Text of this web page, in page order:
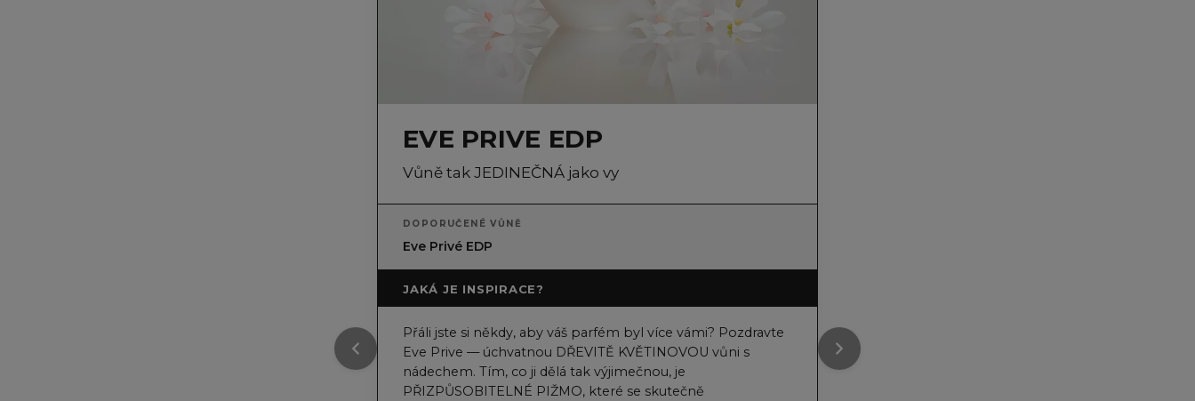
EVE PRIVE EDP
Vůně tak JEDINEČNÁ jako vy
DOPORUČENÉ VŮNĚ
Eve Privé EDP
JAKÁ JE INSPIRACE?
Přáli jste si někdy, aby váš parfém byl více vámi? Pozdravte
Eve Prive — úchvatnou DŘEVITĚ KVĚTINOVOU vůni s
nádechem. Tím, co ji dělá tak výjimečnou, je
PŘIZPŮSOBITELNÉ PIŽMO, které se skutečně